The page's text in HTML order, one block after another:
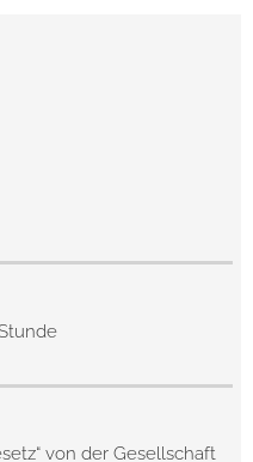
von der Gesellschaft